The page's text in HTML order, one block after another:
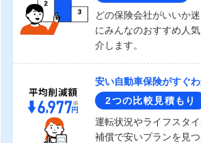
どの保険会社がいいか
にみんなのおすすめ人
介します。
安い自動車保険がすぐ
2つの比較見積もり
運転状況やライフスタ
補償で安いプランを見